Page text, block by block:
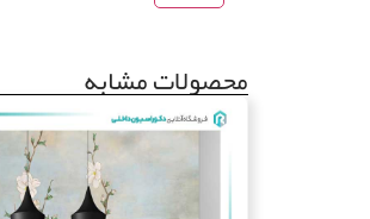
محصولات مشابه